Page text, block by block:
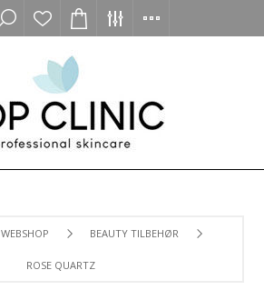
WEBSHOP BEAUTY TILBEHØR
ROSE QUARTZ